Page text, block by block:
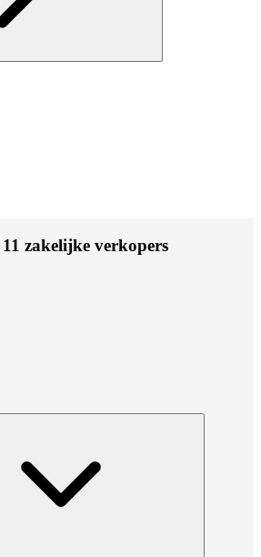
zakelijke verkopers